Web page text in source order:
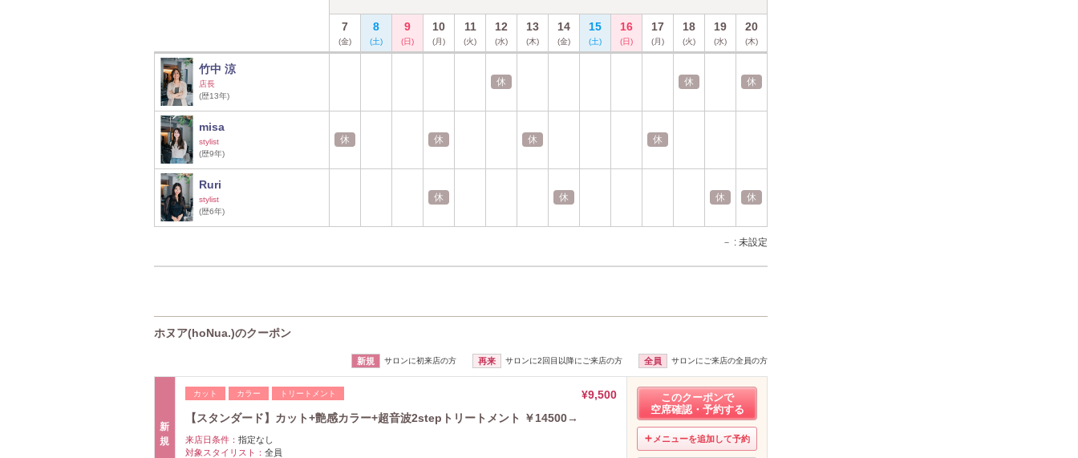
竹中 涼
店長
(歴13年)
misa
stylist
(歴9年)
Ruri
stylist
(歴6年)
7
(金)
8
(土)
9
(日)
10
(月)
11
(火)
12
(水)
13
(木)
14
(金)
15
(土)
16
(日)
17
(月)
18
(火)
19
(水)
20
(木)
休 休 休
休 休 休 休
休 休 休 休
－ : 未設定
ホヌア(hoNua.)のクーポン
新規 サロンに初来店の方 再来 サロンに2回目以降にご来店の方 全員 サロンにご来店の全員の方
新
規
カット カラー トリートメント
¥9,500
【スタンダード】カット+艶感カラー+超音波2stepトリートメント ￥14500→
来店日条件： 指定なし
対象スタイリスト： 全員
このクーポンで
空席確認・予約する
メニューを追加して予約